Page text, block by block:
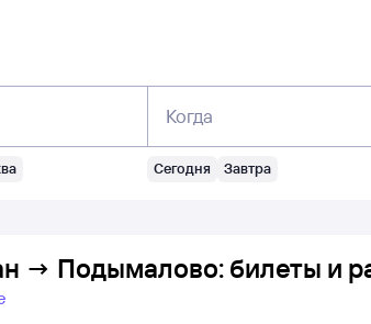
Когда
Сегодня Завтра
→ Подымалово: билеты и